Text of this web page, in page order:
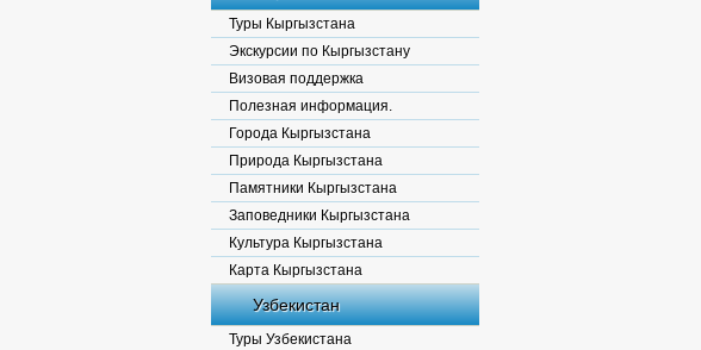
Туры Кыргызстана
Экскурсии по Кыргызстану
Визовая поддержка
Полезная информация.
Города Кыргызстана
Природа Кыргызстана
Памятники Кыргызстана
Заповедники Кыргызстана
Культура Кыргызстана
Карта Кыргызстана
Узбекистан
Туры Узбекистана